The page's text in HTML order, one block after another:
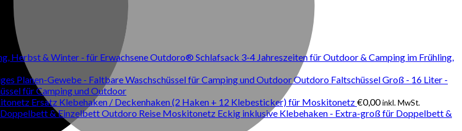
Outdoro® Schlafsack 3-4 Jahreszeiten für Outdoor & Camping im Frühling,
Outdoro Faltschüssel Groß - 16 Liter -
für Camping und Outdoor
Ersatz Klebehaken / Deckenhaken (2 Haken + 12 Klebesticker) für Moskitonetz€0,00inkl. MwSt.
Outdoro Reise Moskitonetz Eckig inklusive Klebehaken - Extra-groß für Doppelbett &